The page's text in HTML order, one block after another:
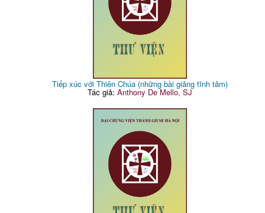
Tiếp xúc với Thiên Chúa (những bài giảng tĩnh tâm)
Tác giả: Anthony De Mello, SJ